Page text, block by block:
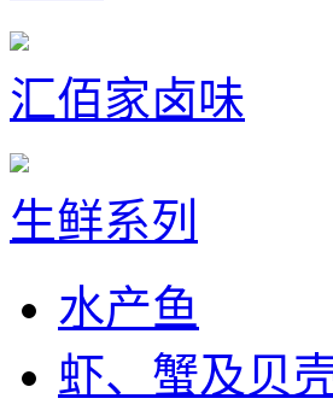
汇佰家卤味
生鲜系列
水产鱼
虾、蟹及贝